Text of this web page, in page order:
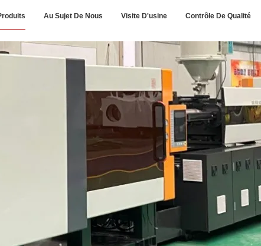
Au Sujet De Nous Visite D'usine Contrôle De Qualité